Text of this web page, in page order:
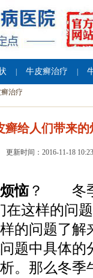
牛皮癣治疗
治疗
癣给人们带来的
更新时间：2016-11-18
恼？ 冬季
在这样的问
的问题了解
题中具体的
。那么冬季